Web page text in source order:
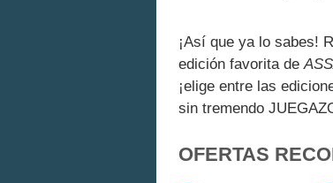
¡Así que ya lo sabes!
edición favorita de
¡elige entre las
sin tremendo
OFERTAS